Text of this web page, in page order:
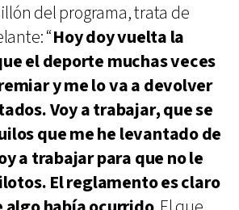
del programa, trata de
“Hoy doy vuelta la
el deporte muchas veces
y me lo va a devolver
Voy a trabajar, que se
que me he levantado de
a trabajar para que no le
El reglamento es claro